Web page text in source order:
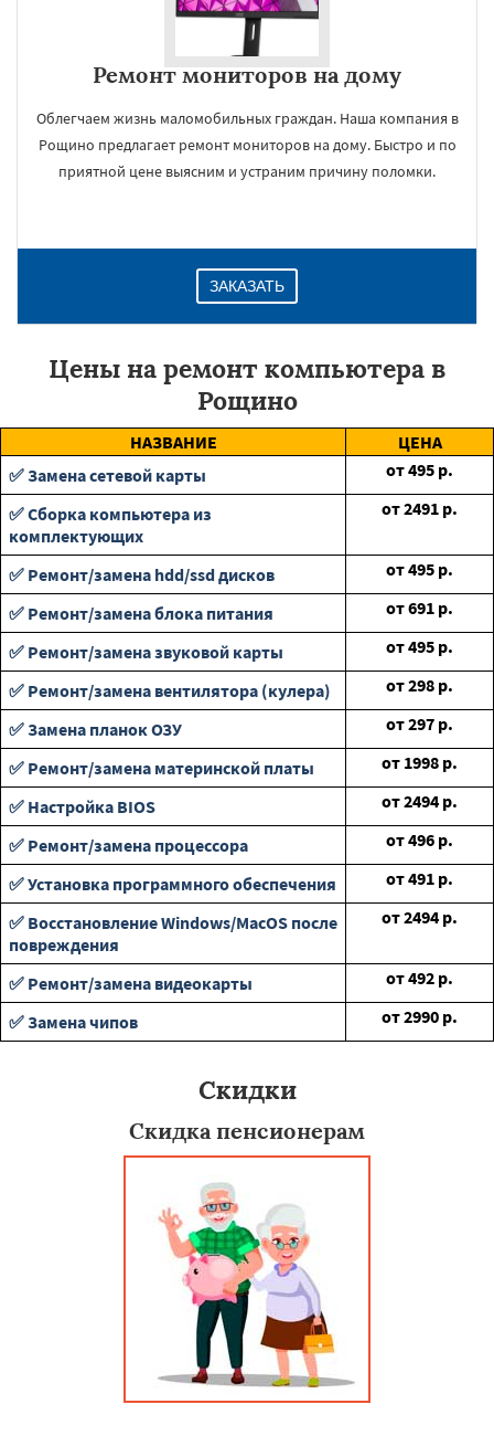
Ремонт мониторов на дому
Облегчаем жизнь маломобильных граждан. Наша компания в
Рощино предлагает ремонт мониторов на дому. Быстро и по
приятной цене выясним и устраним причину поломки.
ЗАКАЗАТЬ
Цены на ремонт компьютера в
Рощино
НАЗВАНИЕ
ЦЕНА
✅ Замена сетевой карты
от495 р.
✅ Сборка компьютера из
комплектующих
от2491 р.
✅ Ремонт/замена hdd/ssd дисков от495 р.
✅ Ремонт/замена блока питания
от691 р.
✅ Ремонт/замена звуковой карты
от495 р.
✅ Ремонт/замена вентилятора (кулера)
от298 р.
✅ Замена планок ОЗУ
от297 р.
✅ Ремонт/замена материнской платы
от 1998 р.
✅ Настройка BIOS
от2494 р.
✅ Ремонт/замена процессора
от496 р.
✅ Установка программного обеспечения
от491 р.
✅ Восстановление Windows/MacOS после
повреждения
от2494 р.
✅ Ремонт/замена видеокарты от492 р.
✅ Замена чипов
от2990 р.
Скидки
Скидка пенсионерам